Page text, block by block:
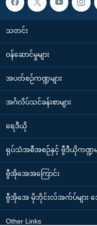
သတင်း
၀န်ဆောင်မှုများ
အပတ်စဉ်ကဏ္ဍများ
အင်္ဂလိပ်သင်ခန်းစာများ
ရေဒီယို
ရုပ်သံအစီအစဉ်နှင့် ဗွီဒီယိုကဏ္ဍမျ
ဗွီအိုအေအကြောင်း
ဗွီအိုအေ မိုဘိုင်းလ်အက်ပ်များ
Other Links